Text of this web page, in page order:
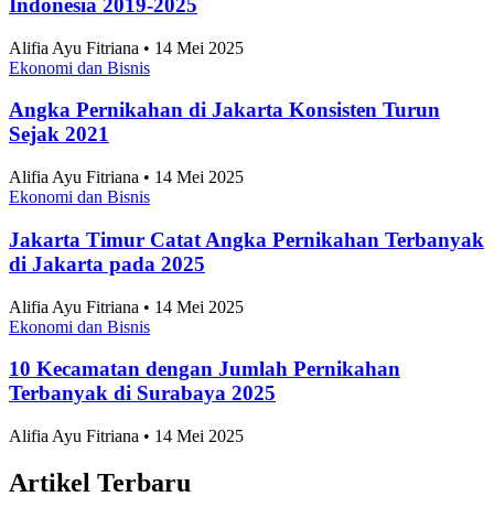
Indonesia 2019-2025
Alifia Ayu Fitriana • 14 Mei 2025
Ekonomi dan Bisnis
Angka Pernikahan di Jakarta Konsisten Turun
Sejak 2021
Alifia Ayu Fitriana • 14 Mei 2025
Ekonomi dan Bisnis
Jakarta Timur Catat Angka Pernikahan Terbanyak
di Jakarta pada 2025
Alifia Ayu Fitriana • 14 Mei 2025
Ekonomi dan Bisnis
10 Kecamatan dengan Jumlah Pernikahan
Terbanyak di Surabaya 2025
Alifia Ayu Fitriana • 14 Mei 2025
Artikel Terbaru